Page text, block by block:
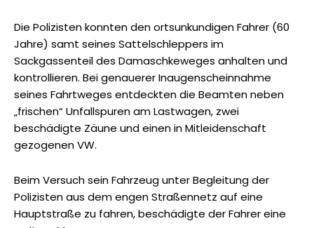
Die Polizisten konnten den ortsunkundigen Fahrer (60
Jahre) samt seines Sattelschleppers im
Sackgassenteil des Damaschkeweges anhalten und
kontrollieren. Bei genauerer Inaugenscheinnahme
seines Fahrtweges entdeckten die Beamten neben
„frischen“ Unfallspuren am Lastwagen, zwei
beschädigte Zäune und einen in Mitleidenschaft
gezogenen VW.
Beim Versuch sein Fahrzeug unter Begleitung der
Polizisten aus dem engen Straßennetz auf eine
Hauptstraße zu fahren, beschädigte der Fahrer eine